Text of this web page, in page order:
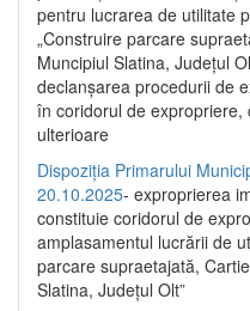
pentru lucrarea de utilitate
„Construire parcare
Muncipiul Slatina, Judeţul
declanşarea procedurii de
în coridorul de expropriere,
ulterioare
Dispoziția Primarului
20.10.2025- exproprierea
constituie coridorul de
amplasamentul lucrării de
parcare supraetajată,
Slatina, Județul Olt”